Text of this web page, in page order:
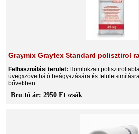
Graymix Graytex Standard polisztirol
Felhasználási terület: Homlokzati
üvegszövetháló beágyazására és
bővebben
Bruttó ár: 2950 Ft /zsák